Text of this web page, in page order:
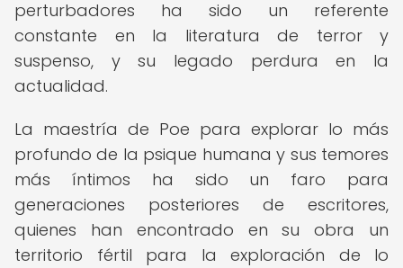
perturbadores ha sido un referente
constante en la literatura de terror y
suspenso, y su legado perdura en la
actualidad.
La maestría de Poe para explorar lo más
profundo de la psique humana y sus temores
más íntimos ha sido un faro para
generaciones posteriores de escritores,
quienes han encontrado en su obra un
territorio fértil para la exploración de lo